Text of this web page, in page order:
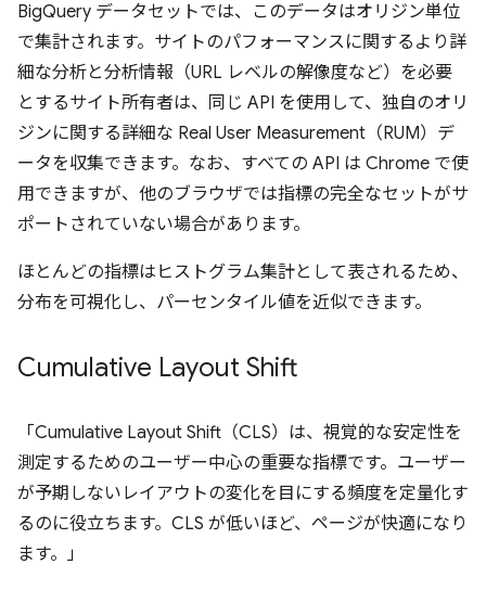
BigQuery データセットでは、このデータはオリジン単位
で集計されます。サイトのパフォーマンスに関するより詳
細な分析と分析情報（URL レベルの解像度など）を必要
とするサイト所有者は、同じ API を使用して、独自のオリ
ジンに関する詳細な Real User Measurement（RUM）デ
ータを収集できます。なお、すべての API は Chrome で使
用できますが、他のブラウザでは指標の完全なセットがサ
ポートされていない場合があります。
ほとんどの指標はヒストグラム集計として表されるため、
分布を可視化し、パーセンタイル値を近似できます。
Cumulative Layout Shift
「Cumulative Layout Shift（CLS）は、視覚的な安定性を
測定するためのユーザー中心の重要な指標です。ユーザー
が予期しないレイアウトの変化を目にする頻度を定量化す
るのに役立ちます。CLS が低いほど、ページが快適になり
ます。」